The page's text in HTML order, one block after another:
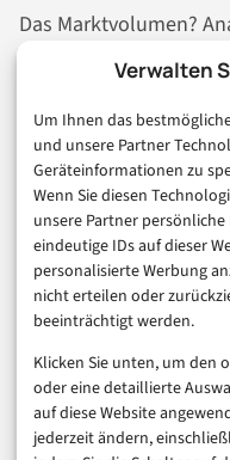
Verwalten
Um Ihnen das
und unsere Partner
Geräteinformationen zu
Wenn Sie diesen
unsere Partner
eindeutige IDs auf dieser
personalisierte Werbung
nicht erteilen oder
beeinträchtigt werden.
Klicken Sie unten, um den
oder eine detaillierte
auf diese Website
jederzeit ändern,
Das Marktvolumen?
Milliarden Dollar bis
die Wachstumsraten
Technologie.
AUCH INTERESSANT
TECHNOLOGIE & IT
5 Schritte zur
14. August 2022